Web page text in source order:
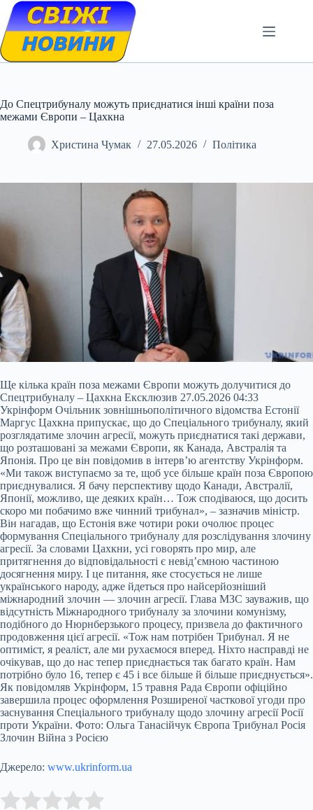
Skip
content
До Спецтрибуналу можуть приєднатися інші країни поза
межами Європи – Цахкна
Христина Чумак 27.05.2026 Політика
Ще кілька країн поза межами Європи можуть долучитися до
Спецтрибуналу – Цахкна Ексклюзив 27.05.2026 04:33
Укрінформ Очільник зовнішньополітичного відомства Естонії
Маргус Цахкна припускає, що до Спеціального трибуналу, який
розглядатиме злочин агресії, можуть приєднатися такі держави,
що розташовані за межами Європи, як Канада, Австралія та
Японія. Про це він повідомив в інтерв’ю агентству Укрінформ.
«Ми також виступаємо за те, щоб усе більше країн поза Європою
приєднувалися. Я бачу перспективу щодо Канади, Австралії,
Японії, можливо, ще деяких країн… Тож сподіваюся, що досить
скоро ми побачимо вже чинний трибунал», – зазначив міністр.
Він нагадав, що Естонія вже чотири роки очолює процес
формування Спеціального трибуналу для розслідування злочину
агресії. За словами Цахкни, усі говорять про мир, але
притягнення до відповідальності є невід’ємною частиною
досягнення миру. І це питання, яке стосується не лише
українського народу, адже йдеться про найсерйозніший
міжнародний злочин — злочин агресії. Глава МЗС зауважив, що
відсутність Міжнародного трибуналу за злочини комунізму,
подібного до Нюрнберзького процесу, призвела до фактичного
продовження цієї агресії. «Тож нам потрібен Трибунал. Я не
оптиміст, я реаліст, але ми рухаємося вперед. Ніхто насправді не
очікував, що до нас тепер приєднається так багато країн. Нам
потрібно було 16, тепер є 45 і все більше й більше приєднується».
Як повідомляв Укрінформ, 15 травня Рада Європи офіційно
завершила процес оформлення Розширеної часткової угоди про
заснування Спеціального трибуналу щодо злочину агресії Росії
проти України. Фото: Ольга Танасійчук Європа Трибунал Росія
Злочин Війна з Росією
Джерело: www.ukrinform.ua
Rate this item: